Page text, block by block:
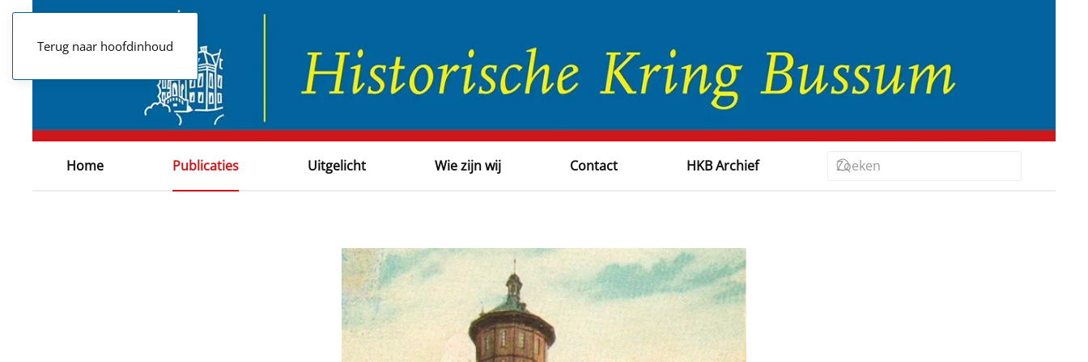
Terug naar hoofdinhoud
Home Publicaties Uitgelicht Wie zijn wij Contact HKB Archief